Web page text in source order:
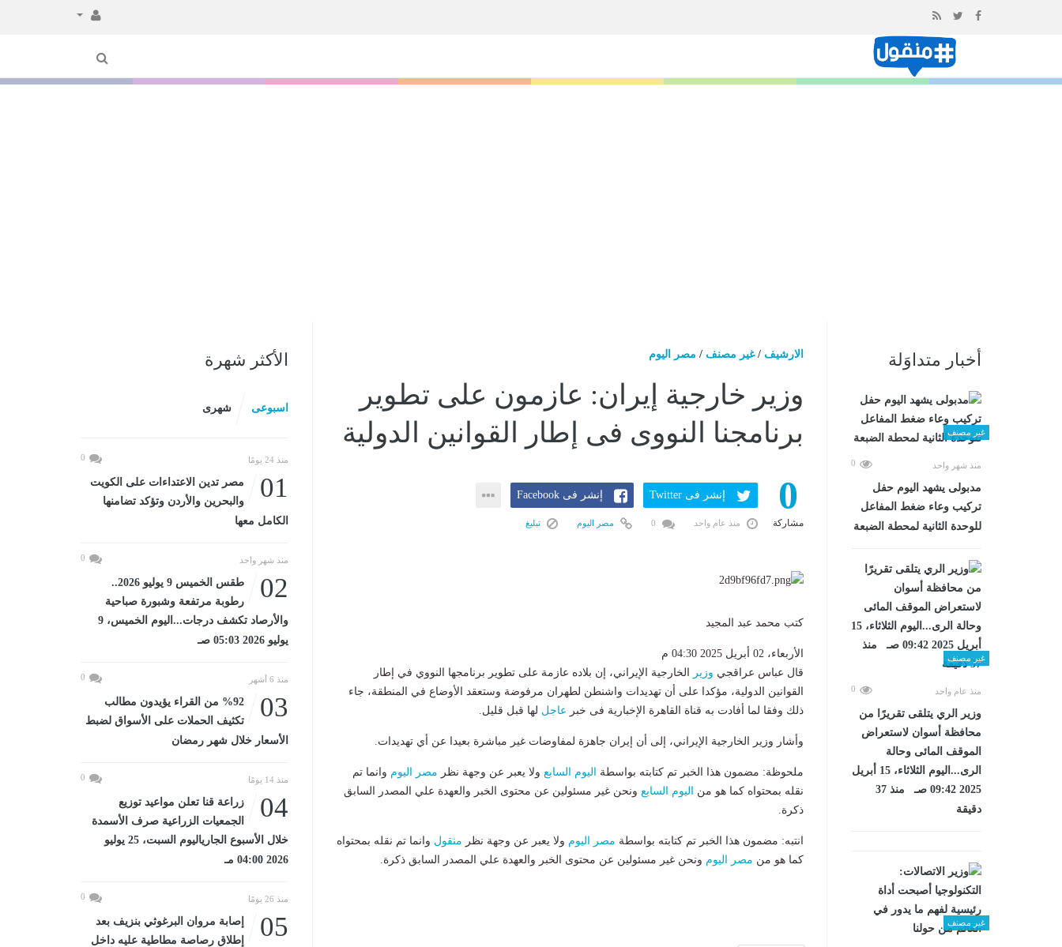
المحتوى
أخبار متداوَلة
غير مصنف
منذ شهر واحد 0
مدبولى يشهد اليوم حفل
تركيب وعاء ضغط المفاعل
للوحدة الثانية لمحطة الضبعة
غير مصنف
منذ عام واحد 0
وزير الري يتلقى تقريرًا من
محافظة أسوان لاستعراض
الموقف المائى وحالة
الرى...اليوم الثلاثاء، 15 أبريل
2025 09:42 صـ منذ 37
دقيقة
غير مصنف
الارشيف /غير مصنف / مصر اليوم
وزير خارجية إيران: عازمون على تطوير
برنامجنا النووى فى إطار القوانين الدولية
0
مشاركة
إنشر فى Twitter إنشر فى Facebook
منذ عام واحد مصر اليوم تبليغ
كتب محمد عبد المجيد
الأربعاء، 02 أبريل 2025 04:30 م
قال عباس عراقجي وزير
الخارجية الإيراني، إن بلاده عازمة على تطوير برنامجها النووي في إطار
القوانين الدولية، مؤكدا على أن تهديدات واشنطن لطهران مرفوضة وستعقد الأوضاع في المنطقة، جاء
ذلك وفقا لما أفادت به قناة القاهرة الإخبارية فى خبر عاجل لها قبل قليل.
وأشار وزير الخارجية الإيراني، إلى أن إيران جاهزة لمفاوضات غير مباشرة بعيدا عن أي تهديدات.
ملحوظة: مضمون هذا الخبر تم كتابته بواسطة اليوم السابع ولا يعبر عن وجهة نظر مصر اليوم وانما تم
نقله بمحتواه كما هو من
اليوم السابع ونحن غير مسئولين عن محتوى الخبر والعهدة علي المصدر السابق
ذكرة.
انتبه: مضمون هذا الخبر تم كتابته بواسطة مصر اليوم ولا يعبر عن وجهة نظر منقول وانما تم نقله بمحتواه
كما هو من مصر اليوم ونحن غير مسئولين عن محتوى الخبر والعهدة علي المصدر السابق ذكرة.
الأكثر شهرة
اسبوعى شهرى
منذ 24 يومًا 0
01
مصر تدين الاعتداءات على الكويت
والبحرين والأردن وتؤكد تضامنها
الكامل معها
منذ شهر واحد 0
02
طقس الخميس 9 يوليو 2026..
رطوبة مرتفعة وشبورة صباحية
والأرصاد تكشف درجات...اليوم الخميس، 9
يوليو 2026 05:03 صـ
منذ 6 أشهر 0
03
%92 من القراء يؤيدون مطالب
تكثيف الحملات على الأسواق لضبط
الأسعار خلال شهر رمضان
منذ 14 يومًا 0
04
زراعة قنا تعلن مواعيد توزيع
الجمعيات الزراعية صرف الأسمدة
خلال الأسبوع الجارياليوم السبت، 25 يوليو
2026 04:00 مـ
منذ 26 يومًا 0
05
إصابة مروان البرغوثي بنزيف بعد
إطلاق رصاصة مطاطية عليه داخل